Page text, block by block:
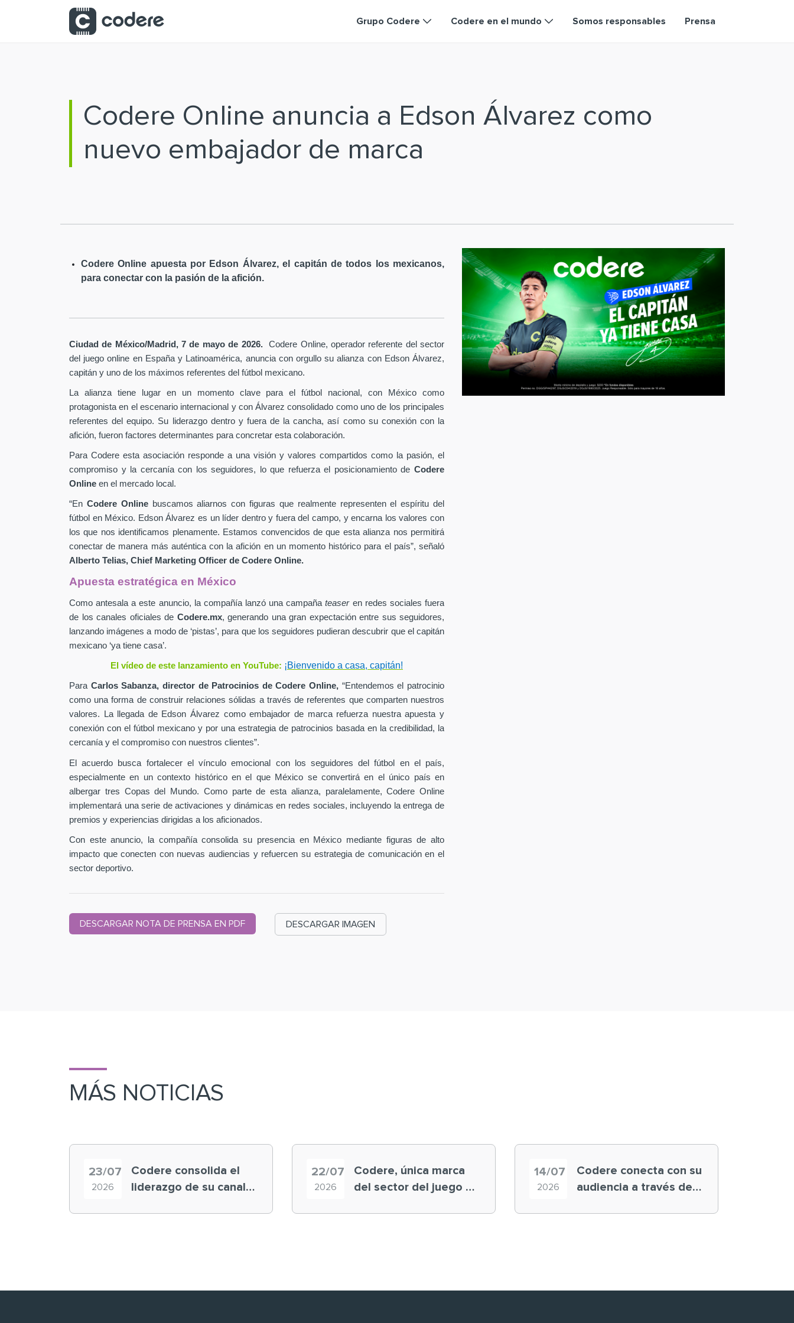
Saltar al contenido principal
Grupo Codere Codere en el mundo Somos responsables Prensa
Codere Online anuncia a Edson Álvarez como
nuevo embajador de marca
Codere Online apuesta por Edson Álvarez, el capitán de todos los mexicanos,
para conectar con la pasión de la afición.
Ciudad de México/Madrid, 7 de mayo de 2026.Codere Online, operador referente del sector
del juego online en España y Latinoamérica, anuncia con orgullo su alianza con Edson Álvarez,
capitán y uno de los máximos referentes del fútbol mexicano.
La alianza tiene lugar en un momento clave para el fútbol nacional, con México como
protagonista en el escenario internacional y con Álvarez consolidado como uno de los principales
referentes del equipo. Su liderazgo dentro y fuera de la cancha, así como su conexión con la
afición, fueron factores determinantes para concretar esta colaboración.
Para Codere esta asociación responde a una visión y valores compartidos como la pasión, el
compromiso y la cercanía con los seguidores, lo que refuerza el posicionamiento de Codere
Online en el mercado local.
“En Codere Onlinebuscamos aliarnos con figuras que realmente representen el espíritu del
fútbol en México. Edson Álvarez es un líder dentro y fuera del campo, y encarna los valores con
los que nos identificamos plenamente. Estamos convencidos de que esta alianza nos permitirá
conectar de manera más auténtica con la afición en un momento histórico para el país”, señaló
Alberto Telias, Chief Marketing Officer de Codere Online.
Apuesta estratégica en México
Como antesala a este anuncio, la compañía lanzó una campañateaseren redes sociales fuera
de los canales oficiales de Codere.mx, generando una gran expectación entre sus seguidores,
lanzando imágenes a modo de ‘pistas’, para que los seguidores pudieran descubrir que el capitán
mexicano ‘ya tiene casa’.
El vídeo de este lanzamiento en YouTube: ¡Bienvenido a casa, capitán!
Para Carlos Sabanza, director de Patrocinios de Codere Online, “Entendemos el patrocinio
como una forma de construir relaciones sólidas a través de referentes que comparten nuestros
valores. La llegada de Edson Álvarez como embajador de marca refuerza nuestra apuesta y
conexión con el fútbol mexicano y por una estrategia de patrocinios basada en la credibilidad, la
cercanía y el compromiso con nuestros clientes”.
El acuerdo busca fortalecer el vínculo emocional con los seguidores del fútbol en el país,
especialmente en un contexto histórico en el que México se convertirá en el único país en
albergar tres Copas del Mundo. Como parte de esta alianza, paralelamente, Codere Online
implementará una serie de activaciones y dinámicas en redes sociales, incluyendo la entrega de
premios y experiencias dirigidas a los aficionados.
Con este anuncio, la compañía consolida su presencia en México mediante figuras de alto
impacto que conecten con nuevas audiencias y refuercen su estrategia de comunicación en el
sector deportivo.
DESCARGAR NOTA DE PRENSA EN PDF DESCARGAR IMAGEN
MÁS NOTICIAS
23/07
2026
Codere consolida el
liderazgo de su canal
22/07
2026
Codere, única marca
del sector del juego en
14/07
2026
Codere conecta con su
audiencia a través de